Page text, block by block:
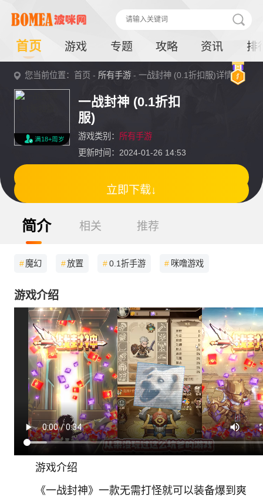
首页 游戏 专题 攻略 资讯 排
您当前位置：首页 - 所有手游 - 一战封神 (0.1折扣服)详情
满18+周岁
一战封神 (0.1折扣
服)
游戏类别： 所有手游
更新时间：2024-01-26 14:53
立即下载↓
简介 相关 推荐
#魔幻 #放置 #0.1折手游 # 咪噜游戏
游戏介绍
游戏介绍
《一战封神》一款无需打怪就可以装备爆到爽